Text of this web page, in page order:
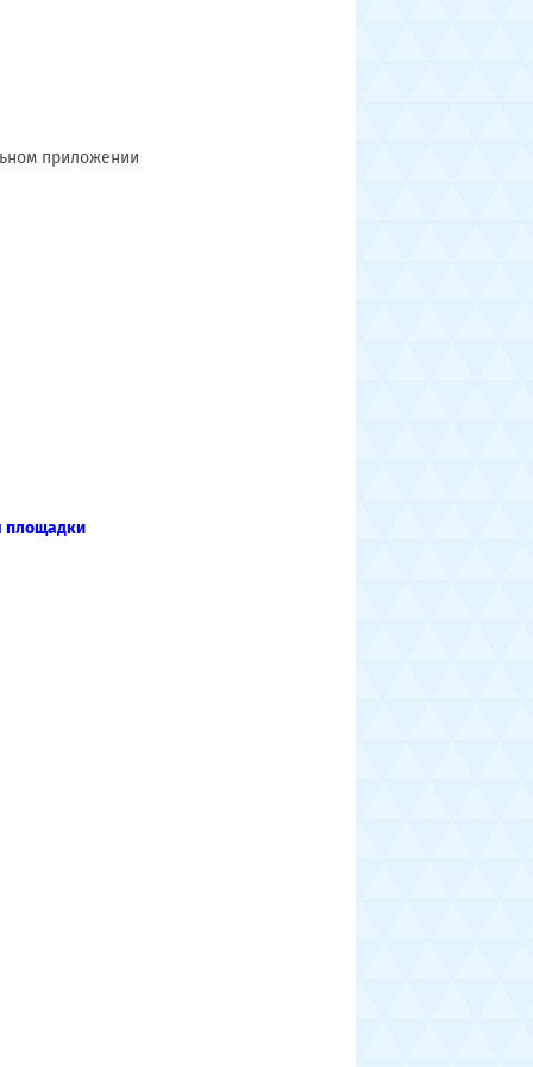
приложении
площадки